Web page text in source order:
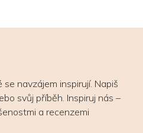
se navzájem inspirují. Napiš
svůj příběh. Inspiruj nás –
a recenzemi